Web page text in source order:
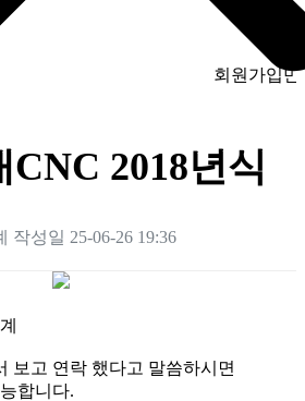
회원가입만 하시
2018년식
작성일 25-06-26 19:36
보고 연락 했다고 말씀하시면
합니다.